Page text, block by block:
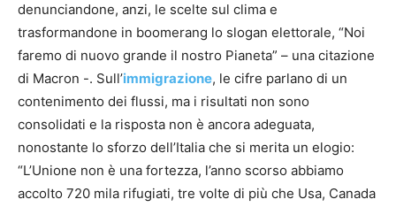
denunciandone, anzi, le scelte sul clima e
trasformandone in boomerang lo slogan elettorale, “Noi
faremo di nuovo grande il nostro Pianeta” – una citazione
di Macron -. Sull’immigrazione, le cifre parlano di un
contenimento dei flussi, ma i risultati non sono
consolidati e la risposta non è ancora adeguata,
nonostante lo sforzo dell’Italia che si merita un elogio:
“L’Unione non è una fortezza, l’anno scorso abbiamo
accolto 720 mila rifugiati, tre volte di più che Usa, Canada